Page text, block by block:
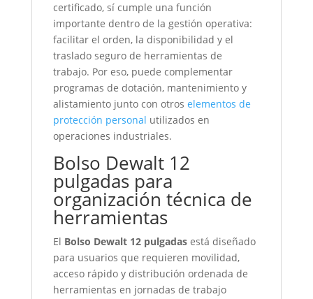
certificado, sí cumple una función
importante dentro de la gestión operativa:
facilitar el orden, la disponibilidad y el
traslado seguro de herramientas de
trabajo. Por eso, puede complementar
programas de dotación, mantenimiento y
alistamiento junto con otros elementos de
protección personal utilizados en
operaciones industriales.
Bolso Dewalt 12
pulgadas para
organización técnica de
herramientas
El Bolso Dewalt 12 pulgadasestá diseñado
para usuarios que requieren movilidad,
acceso rápido y distribución ordenada de
herramientas en jornadas de trabajo